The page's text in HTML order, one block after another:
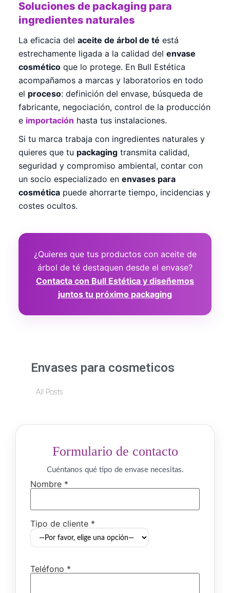
Soluciones de packaging para
ingredientes naturales
La eficacia del aceite de árbol de té está
estrechamente ligada a la calidad del envase
cosmético que lo protege. En Bull Estética
acompañamos a marcas y laboratorios en todo
el proceso: definición del envase, búsqueda de
fabricante, negociación, control de la producción
e importación hasta tus instalaciones.
Si tu marca trabaja con ingredientes naturales y
quieres que tu packaging transmita calidad,
seguridad y compromiso ambiental, contar con
un socio especializado en envases para
cosmética puede ahorrarte tiempo, incidencias y
costes ocultos.
¿Quieres que tus productos con aceite de
árbol de té destaquen desde el envase?
Contacta con Bull Estética y diseñemos
juntos tu próximo packaging
Envases para cosmeticos
All Posts
Formulario de contacto
Cuéntanos qué tipo de envase necesitas.
Nombre *
Tipo de cliente *
Teléfono *